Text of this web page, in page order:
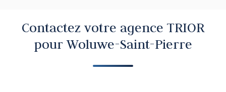
Contactez votre agence TRIOR
pour Woluwe-Saint-Pierre